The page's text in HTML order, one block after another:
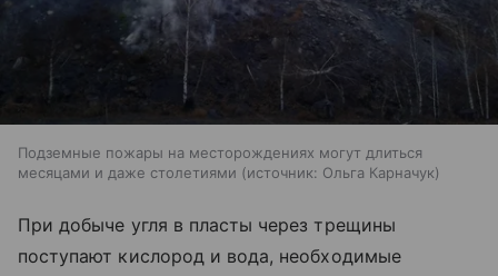
Подземные пожары на месторождениях могут длиться
месяцами и даже столетиями
источник: Ольга Карначук
При добыче угля в пласты через трещины
поступают кислород и вода, необходимые